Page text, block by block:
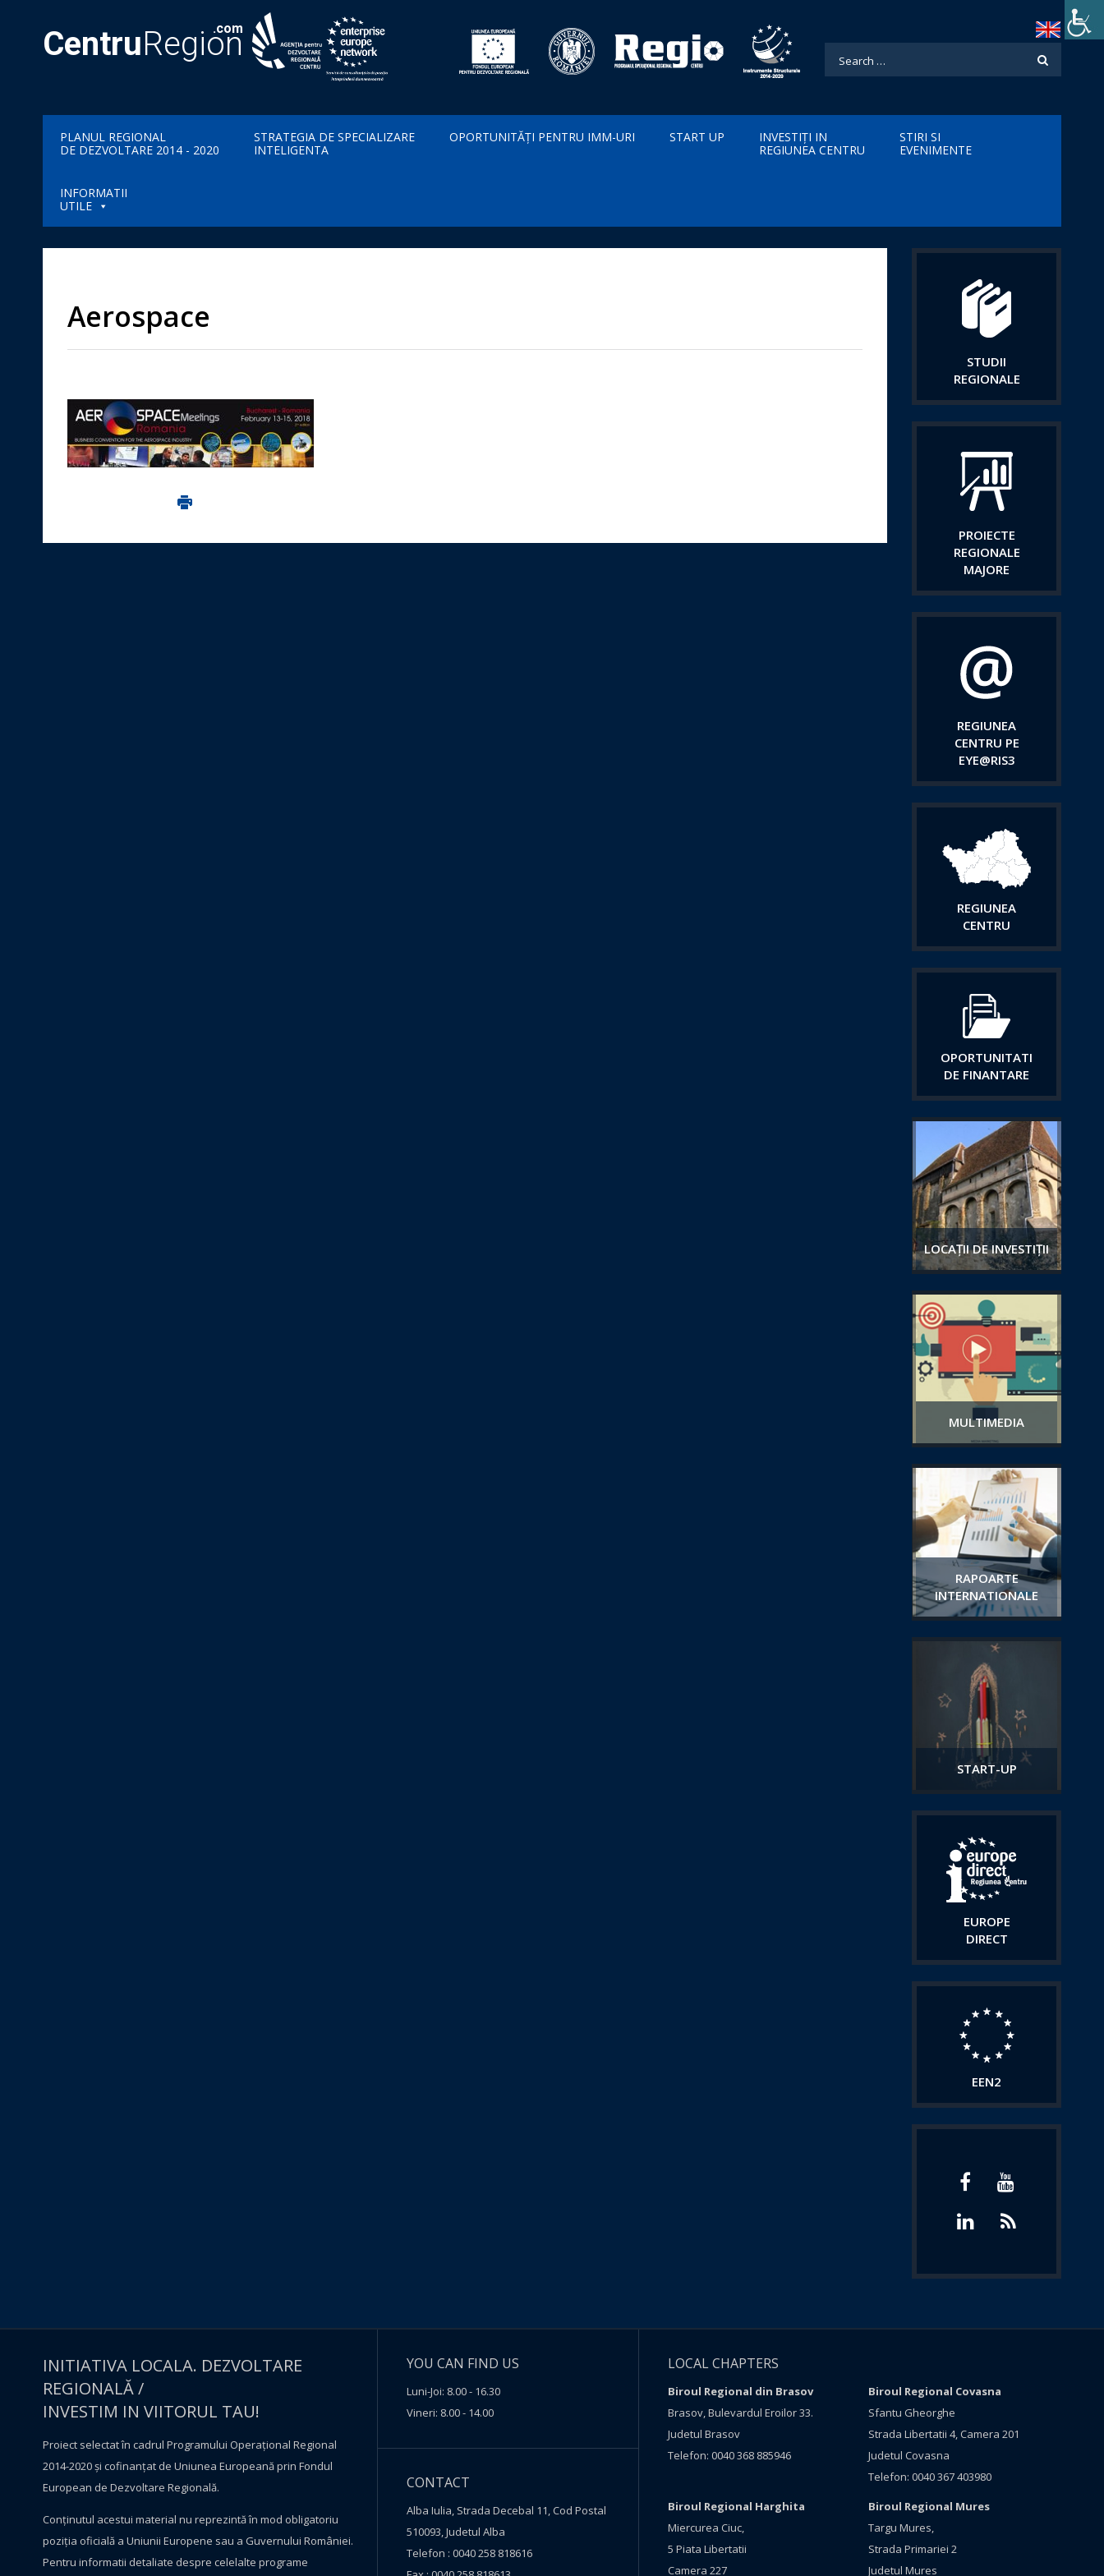
CentruRegion
.com
PLANUL REGIONAL
DE DEZVOLTARE 2014 - 2020
STRATEGIA DE SPECIALIZARE
INTELIGENTA
OPORTUNITĂȚI PENTRU IMM-URI START UP
INVESTIȚI IN
REGIUNEA CENTRU
STIRI SI
EVENIMENTE
INFORMATII
UTILE
Aerospace
Imprima aceasta pagina
STUDII
REGIONALE
PROIECTE
REGIONALE
MAJORE
REGIUNEA
CENTRU PE
EYE@RIS3
REGIUNEA
CENTRU
OPORTUNITATI
DE FINANTARE
LOCAȚII DE INVESTIȚII
MULTIMEDIA
RAPOARTE
INTERNATIONALE
START-UP
EUROPE
DIRECT
EEN2
INITIATIVA LOCALA. DEZVOLTARE
REGIONALĂ /
INVESTIM IN VIITORUL TAU!
Proiect selectat în cadrul Programului Operațional Regional
2014-2020 și cofinanțat de Uniunea Europeană prin Fondul
European de Dezvoltare Regională.
Conţinutul acestui material nu reprezintă în mod obligatoriu
poziţia oficială a Uniunii Europene sau a Guvernului României.
Pentru informatii detaliate despre celelalte programe
YOU CAN FIND US
Luni-Joi: 8.00 - 16.30
Vineri: 8.00 - 14.00
CONTACT
Alba Iulia, Strada Decebal 11, Cod Postal
510093, Judetul Alba
Telefon : 0040 258 818616
LOCAL CHAPTERS
Biroul Regional din Brasov
Brasov, Bulevardul Eroilor 33.
Judetul Brasov
Telefon: 0040 368 885946
Biroul Regional Covasna
Sfantu Gheorghe
Strada Libertatii 4, Camera 201
Judetul Covasna
Telefon: 0040 367 403980
Biroul Regional Harghita
Miercurea Ciuc,
5 Piata Libertatii
Camera 227
Biroul Regional Mures
Targu Mures,
Strada Primariei 2
Judetul Mures